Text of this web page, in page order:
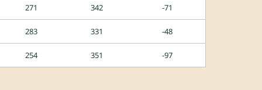
271 342 -71
283 331 -48
254 351 -97